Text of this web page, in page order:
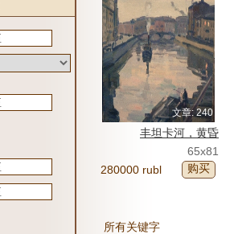
文章: 240
丰坦卡河，黄昏
65x81
280000 rubl
购买
所有关键字